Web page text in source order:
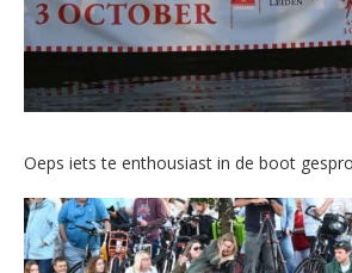
Oeps iets te enthousiast in de boot